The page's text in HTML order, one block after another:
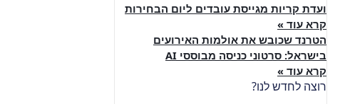
ועדת קריות מגייסת עובדים ליום הבחירות
קרא עוד »
הטרנד שכובש את אולמות האירועים
בישראל: סרטוני כניסה מבוססי AI
קרא עוד »
רוצה לחדש לנו?